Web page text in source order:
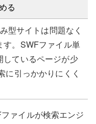
る
型サイトは問題なく
す。SWFファイル単
しているページが少
に引っかかりにくく
ァイルが検索エンジ